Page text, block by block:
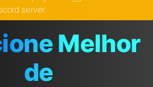
server.
Melhor
de